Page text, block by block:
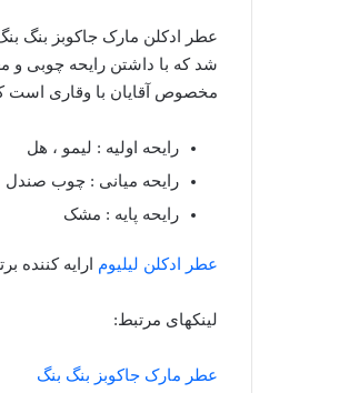
شد که با داشتن رایحه چوبی
مخصوص آقایان با وقاری است
رایحه اولیه : لیمو ، هل
رایحه میانی : چوب صندل
رایحه پایه : مشک
عطر ادکلن لیلیوم ارایه کننده
لینکهای مرتبط:
عطر مارک جاکوبز بنگ بنگ